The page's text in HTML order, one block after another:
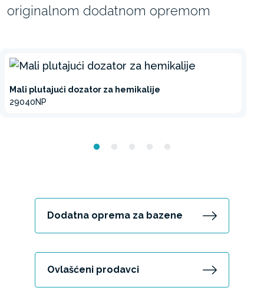
originalnom dodatnom opremom
Mali plutajući dozator za hemikalije
29040NP
Dodatna oprema za bazene
Ovlašćeni prodavci